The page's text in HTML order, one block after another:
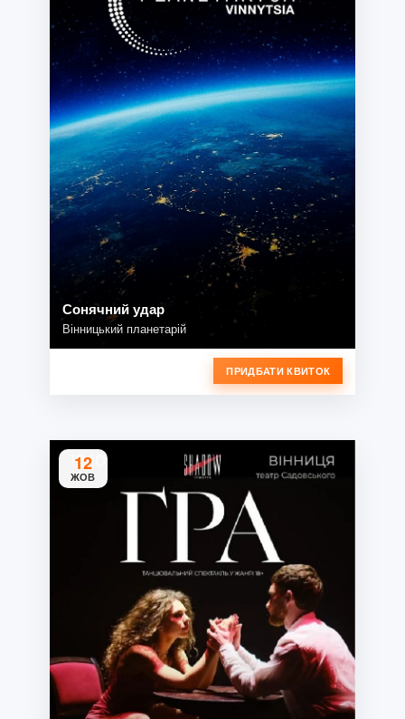
Сонячний удар
Вінницький планетарій
ПРИДБАТИ КВИТОК
12
ЖОВ